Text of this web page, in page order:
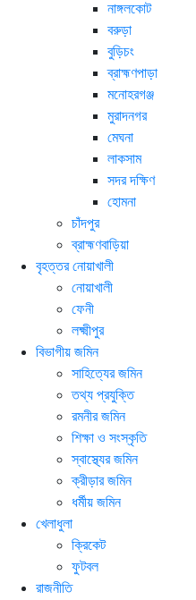
নাঙ্গলকোট
বরুড়া
বুড়িচং
ব্রাহ্মণপাড়া
মনোহরগঞ্জ
মুরাদনগর
মেঘনা
লাকসাম
সদর দক্ষিণ
হোমনা
চাঁদপুর
ব্রাহ্মণবাড়িয়া
বৃহত্তর নোয়াখালী
নোয়াখালী
ফেনী
লক্ষ্মীপুর
বিভাগীয় জমিন
সাহিত্যের জমিন
তথ্য প্রযুক্তি
রমনীর জমিন
শিক্ষা ও সংস্কৃতি
স্বাস্থ্যের জমিন
ক্রীড়ার জমিন
ধর্মীয় জমিন
খেলাধুলা
ক্রিকেট
ফুটবল
রাজনীতি